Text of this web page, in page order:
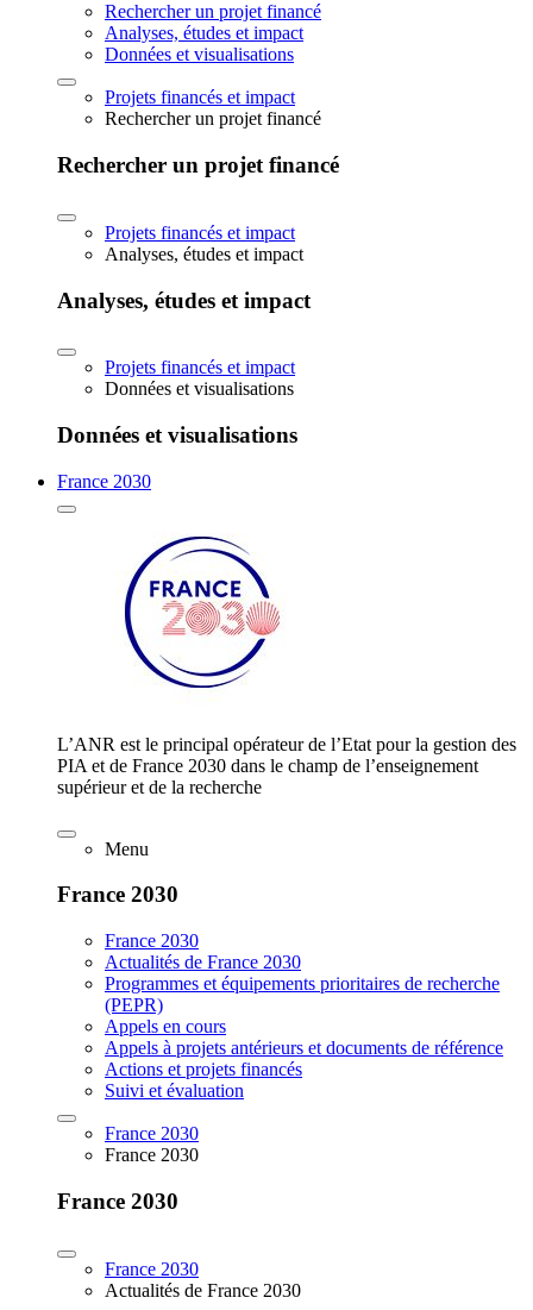
Rechercher un projet financé
Analyses, études et impact
Données et visualisations
Projets financés et impact
Rechercher un projet financé
Rechercher un projet financé
Projets financés et impact
Analyses, études et impact
Analyses, études et impact
Projets financés et impact
Données et visualisations
Données et visualisations
France 2030
L’ANR est le principal opérateur de l’Etat pour la gestion des
PIA et de France 2030 dans le champ de l’enseignement
supérieur et de la recherche
Menu
France 2030
France 2030
Actualités de France 2030
Programmes et équipements prioritaires de recherche
(PEPR)
Appels en cours
Appels à projets antérieurs et documents de référence
Actions et projets financés
Suivi et évaluation
France 2030
France 2030
France 2030
France 2030
Actualités de France 2030